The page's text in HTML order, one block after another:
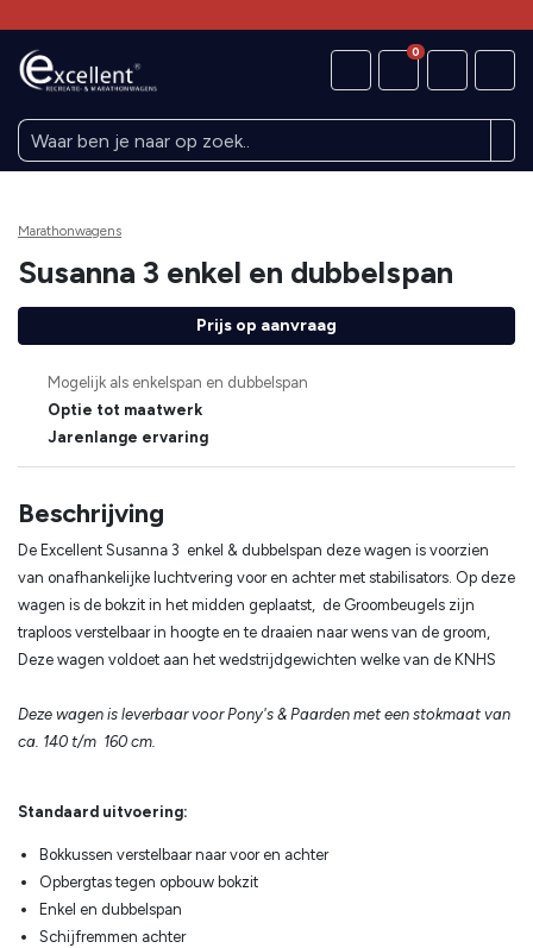
0
Marathonwagens
Susanna 3 enkel en dubbelspan
Mogelijk als enkelspan en dubbelspan
Optie tot maatwerk
Jarenlange ervaring
Prijs op aanvraag
Beschrijving
De Excellent Susanna 3 enkel & dubbelspan deze wagen is voorzien
van onafhankelijke luchtvering voor en achter met stabilisators. Op deze
wagen is de bokzit in het midden geplaatst, de Groombeugels zijn
traploos verstelbaar in hoogte en te draaien naar wens van de groom,
Deze wagen voldoet aan het wedstrijdgewichten welke van de KNHS
Deze wagen is leverbaar voor Pony's & Paarden met een stokmaat van
ca. 140 t/m 160 cm.
Standaard uitvoering:
Bokkussen verstelbaar naar voor en achter
Opbergtas tegen opbouw bokzit
Enkel en dubbelspan
Schijfremmen achter